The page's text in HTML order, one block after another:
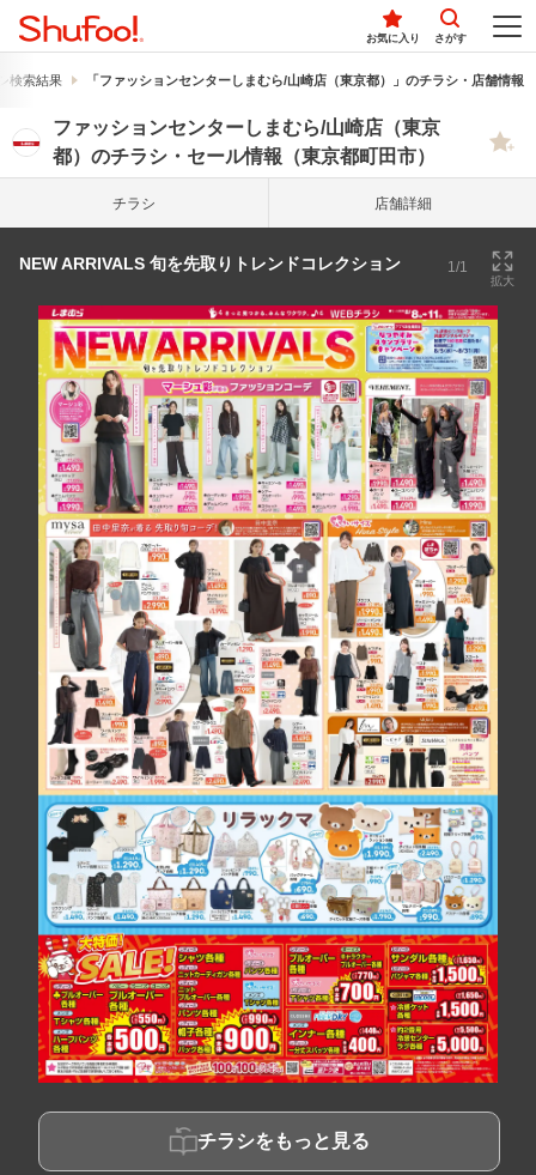
お気に入り さがす
検索結果 「ファッションセンターしまむら/山崎店（東京都）」のチラシ・店舗情報
ファッションセンターしまむら/山崎店（東京
都）のチラシ・セール情報（東京都町田市）
チラシ 店舗詳細
NEW ARRIVALS 旬を先取りトレンドコレクション 1/1
拡大
チラシをもっと見る